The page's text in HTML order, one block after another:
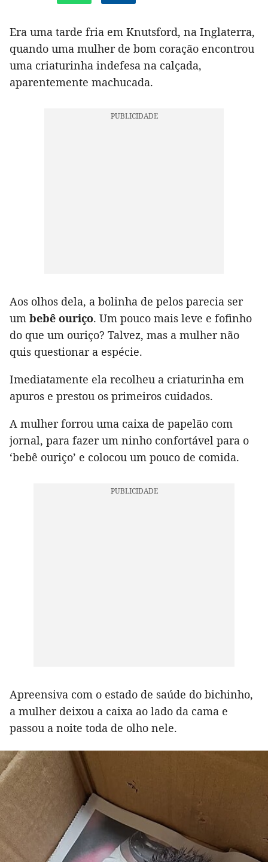
Era uma tarde fria em Knutsford, na Inglaterra,
quando uma mulher de bom coração encontrou
uma criaturinha indefesa na calçada,
aparentemente machucada.
Aos olhos dela, a bolinha de pelos parecia ser
um bebê ouriço. Um pouco mais leve e fofinho
do que um ouriço? Talvez, mas a mulher não
quis questionar a espécie.
Imediatamente ela recolheu a criaturinha em
apuros e prestou os primeiros cuidados.
A mulher forrou uma caixa de papelão com
jornal, para fazer um ninho confortável para o
‘bebê ouriço’ e colocou um pouco de comida.
Apreensiva com o estado de saúde do bichinho,
a mulher deixou a caixa ao lado da cama e
passou a noite toda de olho nele.